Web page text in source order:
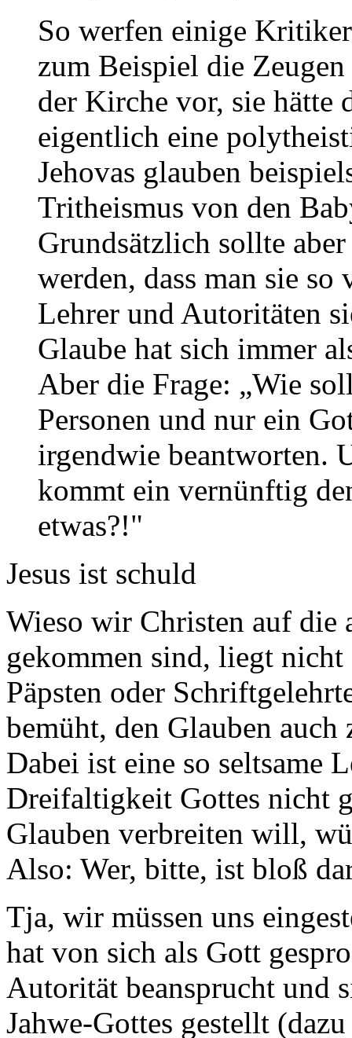
So werfen einige
zum Beispiel die
der Kirche vor, sie hätte
eigentlich eine
Jehovas glauben
Tritheismus von den
Grundsätzlich sollte
werden, dass man sie
Lehrer und Autoritäten
Glaube hat sich immer
Aber die Frage: „Wie
Personen und nur ein
irgendwie beantworten.
kommt ein vernünftig
etwas?!"
Jesus ist schuld
Wieso wir Christen auf die
gekommen sind, liegt
Päpsten oder
bemüht, den Glauben
Dabei ist eine so seltsame
Dreifaltigkeit Gottes nicht
Glauben verbreiten will,
Also: Wer, bitte, ist bloß
Tja, wir müssen uns
hat von sich als Gott
Autorität beansprucht und
Jahwe-Gottes gestellt